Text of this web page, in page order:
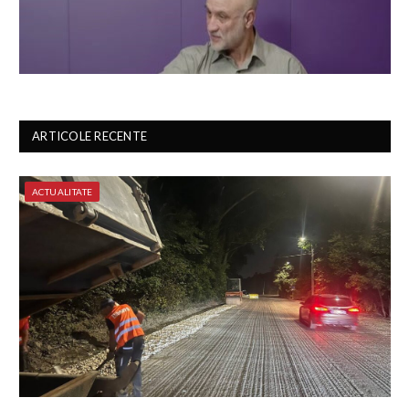
ARTICOLE RECENTE
ACTUALITATE